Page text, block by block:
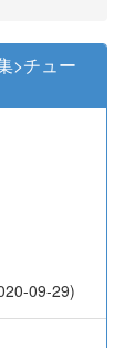
>チュー
09-29)